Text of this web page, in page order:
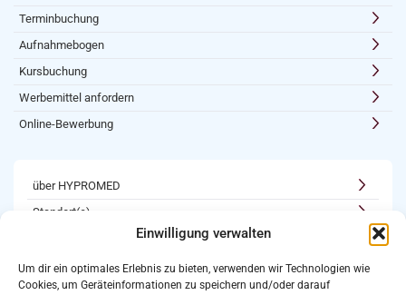
Einwilligung verwalten
Um dir ein optimales Erlebnis zu bieten, verwenden wir Technologien wie
Cookies, um Geräteinformationen zu speichern und/oder darauf
Terminbuchung
Aufnahmebogen
Kursbuchung
Werbemittel anfordern
Online-Bewerbung
über HYPROMED
Standort(e)
Karriere
Newsletter